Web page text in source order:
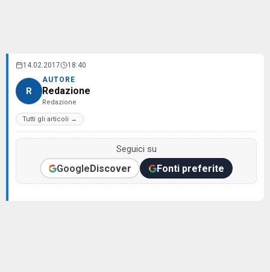
14.02.2017 18:40
R
AUTORE
Redazione
Redazione
Tutti gli articoli →
Seguici su
GoogleDiscover Fonti preferite